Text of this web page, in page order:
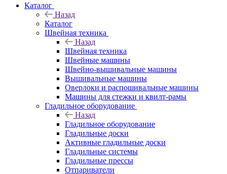
Каталог
Назад
Каталог
Швейная техника
Назад
Швейная техника
Швейные машины
Швейно-вышивальные машины
Вышивальные машины
Оверлоки и распошивальные машины
Машины для стежки и квилт-рамы
Гладильное оборудование
Назад
Гладильное оборудование
Гладильные доски
Активные гладильные доски
Гладильные системы
Гладильные прессы
Отпариватели